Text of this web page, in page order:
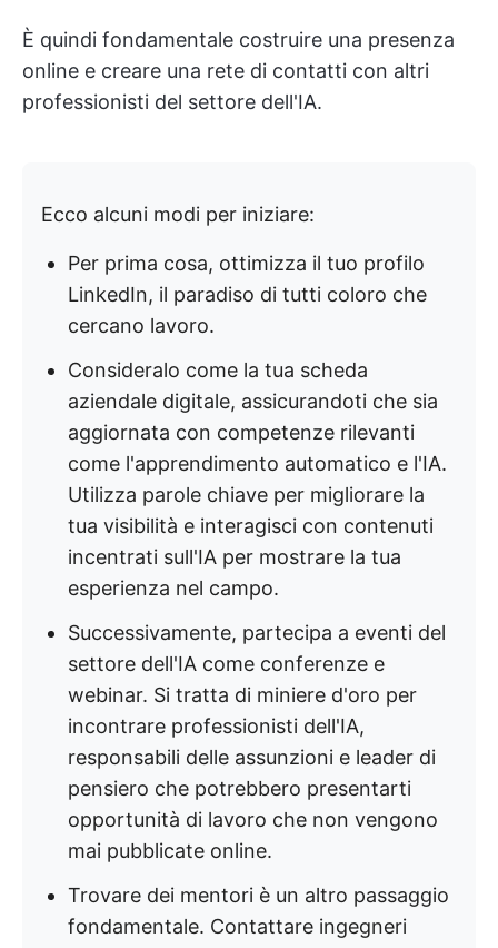
È quindi fondamentale costruire una presenza
online e creare una rete di contatti con altri
professionisti del settore dell'IA.
Ecco alcuni modi per iniziare:
Per prima cosa, ottimizza il tuo profilo
LinkedIn, il paradiso di tutti coloro che
cercano lavoro.
Consideralo come la tua scheda
aziendale digitale, assicurandoti che sia
aggiornata con competenze rilevanti
come l'apprendimento automatico e l'IA.
Utilizza parole chiave per migliorare la
tua visibilità e interagisci con contenuti
incentrati sull'IA per mostrare la tua
esperienza nel campo.
Successivamente, partecipa a eventi del
settore dell'IA come conferenze e
webinar. Si tratta di miniere d'oro per
incontrare professionisti dell'IA,
responsabili delle assunzioni e leader di
pensiero che potrebbero presentarti
opportunità di lavoro che non vengono
mai pubblicate online.
Trovare dei mentori è un altro passaggio
fondamentale. Contattare ingegneri